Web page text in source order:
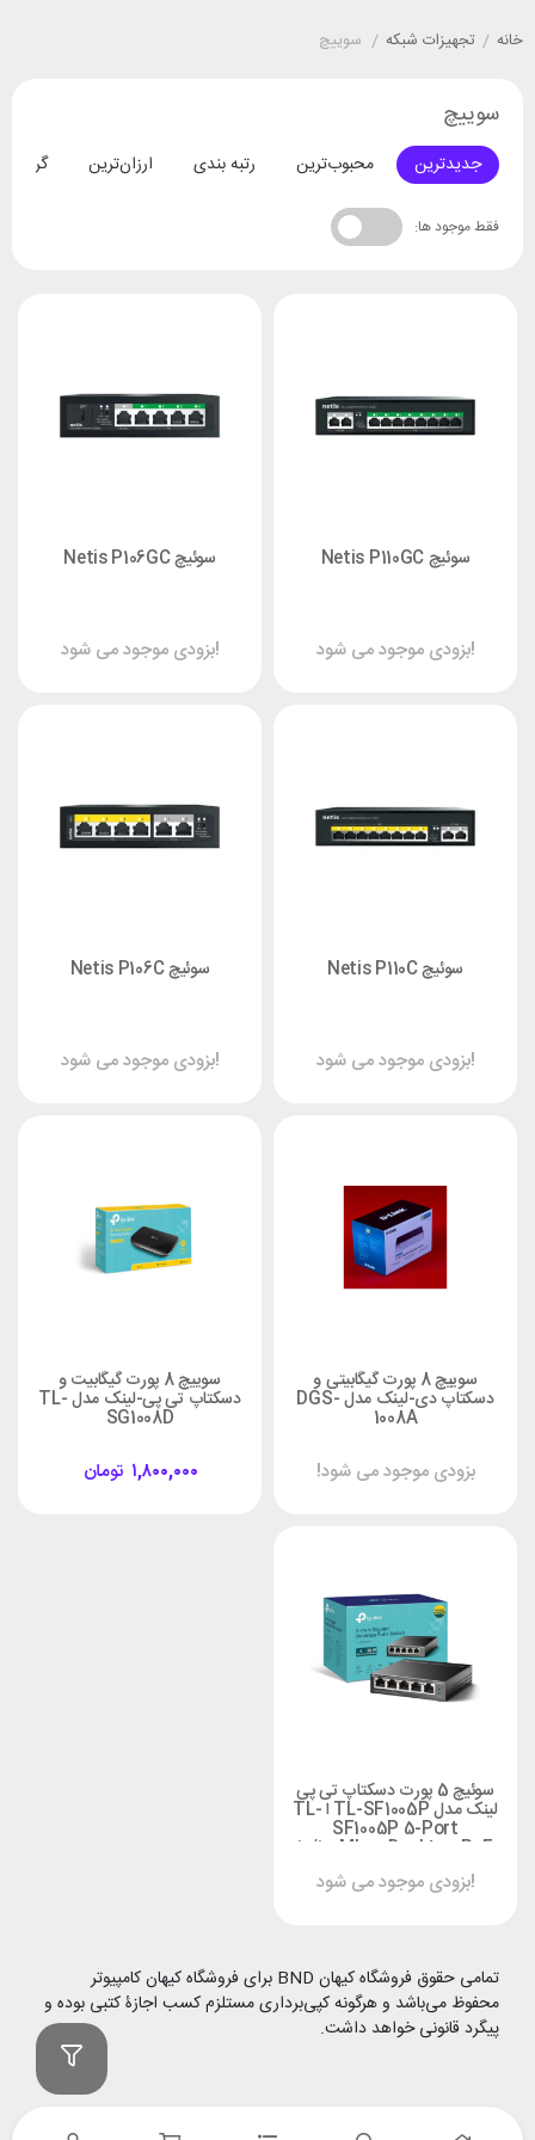
خانه / تجهیزات شبکه / سوییچ
سوییچ
جدیدترین محبوب‌ترین رتبه بندی ارزان‌ترین
فقط موجود ها:
سوئیچ Netis P110GC
بزودی موجود می شود!
سوئیچ Netis P106GC
بزودی موجود می شود!
سوئیچ Netis P110C
بزودی موجود می شود!
سوئیچ Netis P106C
بزودی موجود می شود!
سوییچ 8 پورت گیگابیتی و
دسکتاپ دی-لینک مدل DGS-
1008A
بزودی موجود می شود!
سوییچ 8 پورت گیگابیت و
دسکتاپ تی پی-لینک مدل TL-
SG1008D
تومان ۱,۸۰۰,۰۰۰
سوئیچ 5 پورت دسکتاپ تی پی
لینک مدل TL-SF1005P ا TL-
SF1005P 5-Port
10/100Mbps Desktop PoE
بزودی موجود می شود!
تمامی حقوق فروشگاه کیهان BND برای فروشگاه کیهان کامپیوتر
محفوظ می‌باشد و هرگونه کپی‌برداری مستلزم کسب اجازۀ کتبی بوده و
پیگرد قانونی خواهد داشت.